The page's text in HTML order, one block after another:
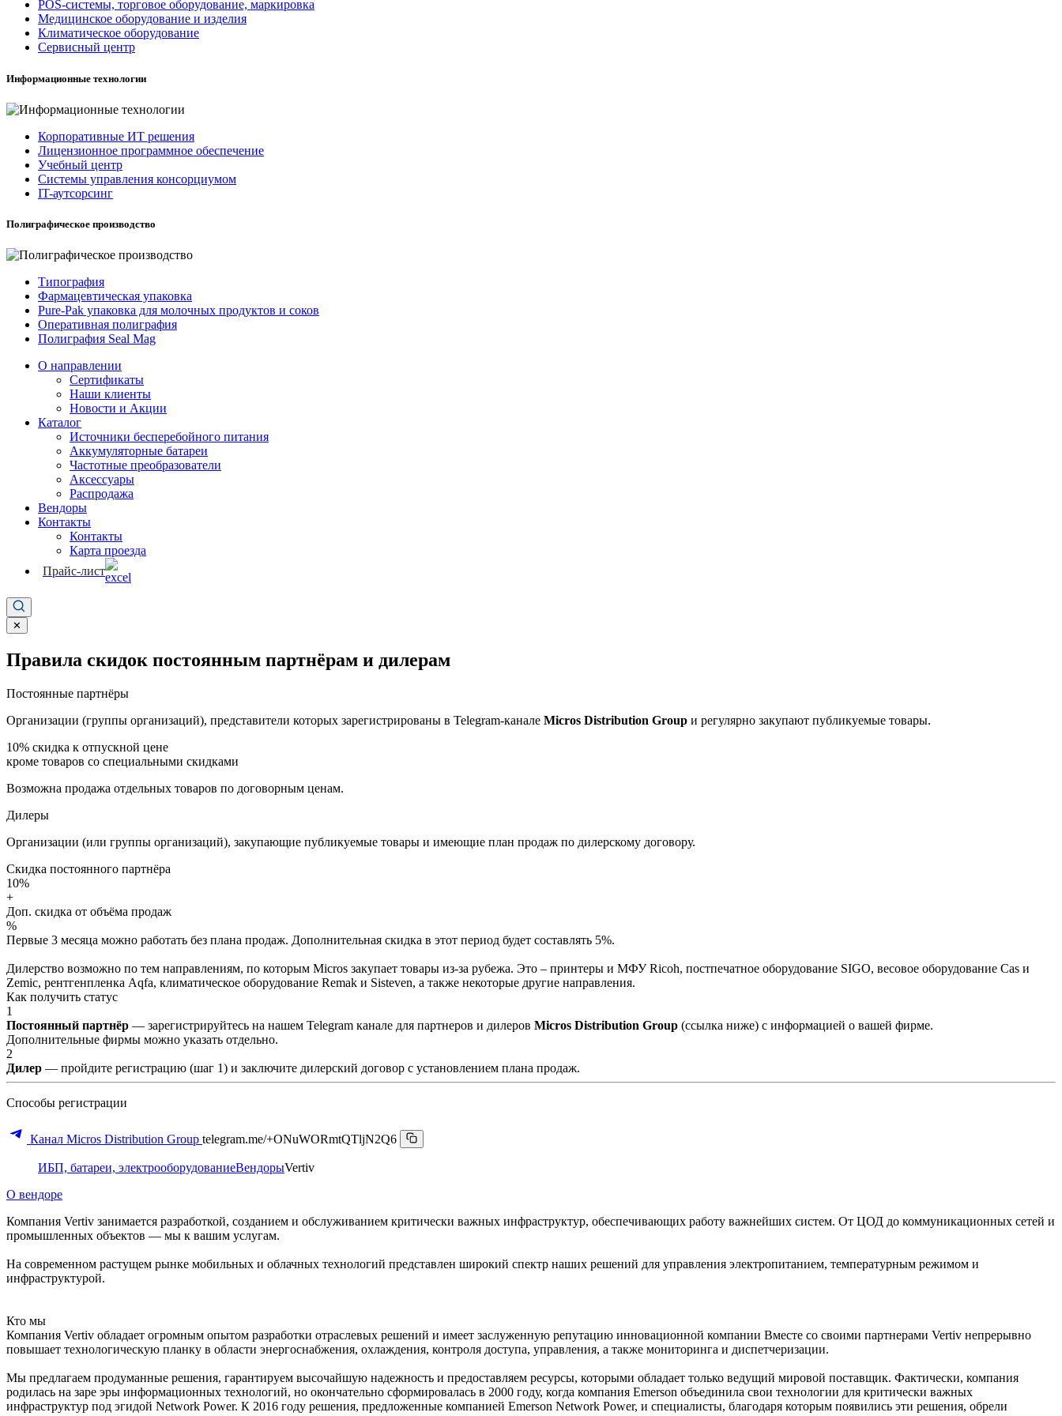
POS-системы, торговое оборудование, маркировка
Медицинское оборудование и изделия
Климатическое оборудование
Сервисный центр
Информационные технологии
Корпоративные ИТ решения
Лицензионное программное обеспечение
Учебный центр
Системы управления консорциумом
IT-аутсорсинг
Полиграфическое производство
Типография
Фармацевтическая упаковка
Pure-Pak упаковка для молочных продуктов и соков
Оперативная полиграфия
Полиграфия Seal Mag
О направлении
Сертификаты
Наши клиенты
Новости и Акции
Каталог
Источники бесперебойного питания
Аккумуляторные батареи
Частотные преобразователи
Аксессуары
Распродажа
Вендоры
Контакты
Контакты
Карта проезда
Прайс-лист
✕
Правила скидок постоянным партнёрам и дилерам
Постоянные партнёры
Организации (группы организаций), представители которых зарегистрированы в Telegram-канале Micros Distribution Group и регулярно закупают публикуемые товары.
10% скидка к отпускной цене
кроме товаров со специальными скидками
Возможна продажа отдельных товаров по договорным ценам.
Дилеры
Организации (или группы организаций), закупающие публикуемые товары и имеющие план продаж по дилерскому договору.
Скидка постоянного партнёра
10%
+
Доп. скидка от объёма продаж
%
Первые 3 месяца можно работать без плана продаж. Дополнительная скидка в этот период будет составлять 5%.
Дилерство возможно по тем направлениям, по которым Micros закупает товары из-за рубежа. Это – принтеры и МФУ Ricoh, постпечатное оборудование SIGO, весовое оборудование Cas и
Zemic, рентгенпленка Aqfa, климатическое оборудование Remak и Sisteven, а также некоторые другие направления.
Как получить статус
1
Постоянный партнёр — зарегистрируйтесь на нашем Telegram канале для партнеров и дилеров Micros Distribution Group (ссылка ниже) с информацией о вашей фирме.
Дополнительные фирмы можно указать отдельно.
2
Дилер — пройдите регистрацию (шаг 1) и заключите дилерский договор с установлением плана продаж.
Способы регистрации
Канал Micros Distribution Group telegram.me/+ONuWORmtQTljN2Q6
ИБП, батареи, электрооборудованиеВендорыVertiv
О вендоре
Компания Vertiv занимается разработкой, созданием и обслуживанием критически важных инфраструктур, обеспечивающих работу важнейших систем. От ЦОД до коммуникационных сетей и
промышленных объектов — мы к вашим услугам.
На современном растущем рынке мобильных и облачных технологий представлен широкий спектр наших решений для управления электропитанием, температурным режимом и
инфраструктурой.
Кто мы
Компания Vertiv обладает огромным опытом разработки отраслевых решений и имеет заслуженную репутацию инновационной компании Вместе со своими партнерами Vertiv непрерывно
повышает технологическую планку в области энергоснабжения, охлаждения, контроля доступа, управления, а также мониторинга и диспетчеризации.
Мы предлагаем продуманные решения, гарантируем высочайшую надежность и предоставляем ресурсы, которыми обладает только ведущий мировой поставщик. Фактически, компания
родилась на заре эры информационных технологий, но окончательно сформировалась в 2000 году, когда компания Emerson объединила свои технологии для критически важных
инфраструктур под эгидой Network Power. К 2016 году решения, предложенные компанией Emerson Network Power, и специалисты, благодаря которым появились эти решения, обрели